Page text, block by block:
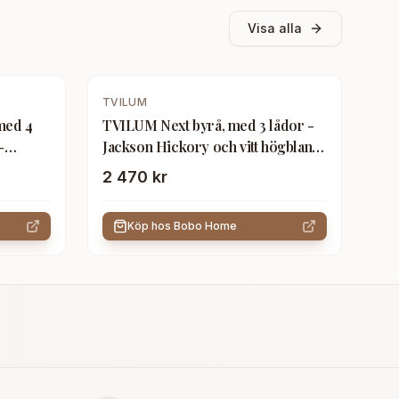
Visa alla
4
TVILUM
TVILUM Next byrå, med 3 lådor -
Jackson Hickory och vitt högblankt
trä
2 470 kr
Köp hos Bobo Home